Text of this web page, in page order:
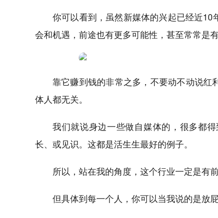
你可以看到，虽然新媒体的兴起已经近10
会和机遇，前途也有更多可能性，甚至常常是
靠它赚到钱的非常之多，不要动不动说
体人都无关。
我们就说身边一些做自媒体的，很多都
长、或见识。这都是活生生最好的例子。
所以，站在我的角度，这个行业一定是有
但具体到每一个人，你可以当我说的是放